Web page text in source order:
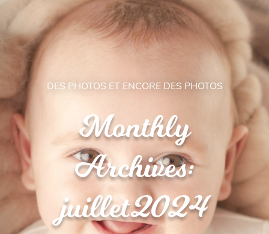
DES PHOTOS ET ENCORE DES PHOTOS
Monthly
Archives:
juillet 2024